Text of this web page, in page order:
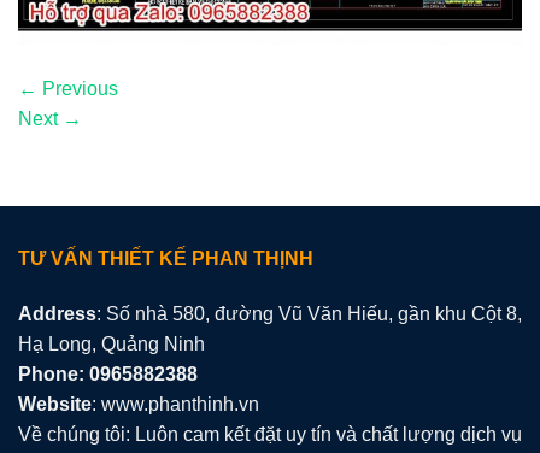
← Previous
Next →
TƯ VẤN THIẾT KẾ PHAN THỊNH
Address: Số nhà 580, đường Vũ Văn Hiếu, gần khu Cột 8,
Hạ Long, Quảng Ninh
Phone: 0965882388
Website: www.phanthinh.vn
Về chúng tôi: Luôn cam kết đặt uy tín và chất lượng dịch vụ